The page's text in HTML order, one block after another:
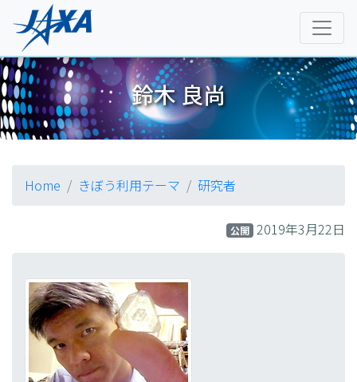
鈴木 良尚
Home きぼう利用テーマ 研究者
公開 2019年3月22日